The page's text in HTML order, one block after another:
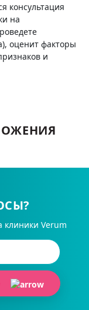
консультация
на
оценит факторы
и
клиники Verum